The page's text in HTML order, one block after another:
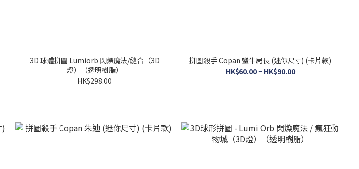
3D 球體拼圖 Lumiorb 閃爍魔法/縫合（3D
燈）（透明樹脂）
HK$298.00
拼圖殺手 Copan 蠻牛局長 (迷你尺寸) (卡片款)
HK$60.00 ~ HK$90.00